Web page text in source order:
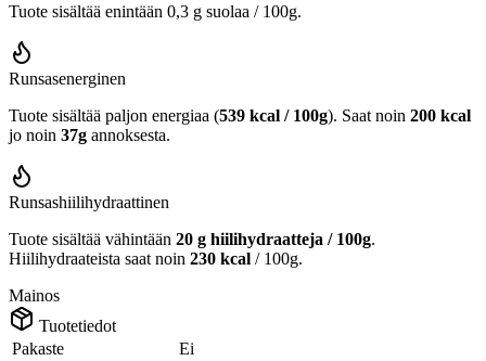
Tuote sisältää enintään 0,3 g suolaa / 100g.
Runsasenerginen
Tuote sisältää paljon energiaa (539 kcal / 100g). Saat noin 200 kcal
jo noin 37g annoksesta.
Runsashiilihydraattinen
Tuote sisältää vähintään 20 g hiilihydraatteja / 100g.
Hiilihydraateista saat noin 230 kcal / 100g.
Mainos
Tuotetiedot
Pakaste
Ei